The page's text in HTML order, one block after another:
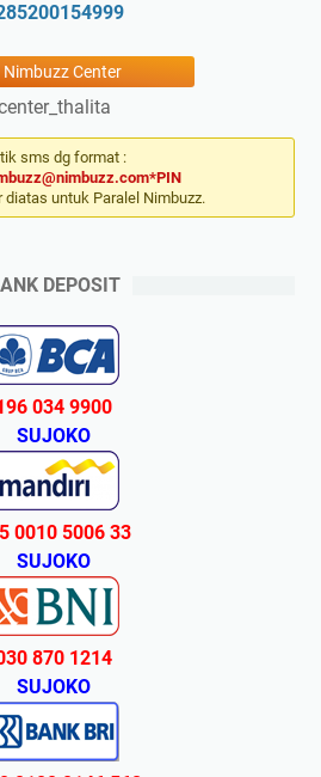
Center
sms dg format :
diatas untuk Paralel Nimbuzz.
DEPOSIT
034 9900
SUJOKO
0010 5006 33
SUJOKO
870 1214
SUJOKO